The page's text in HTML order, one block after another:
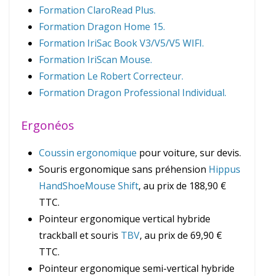
Formation ClaroRead Plus.
Formation Dragon Home 15.
Formation IriSac Book V3/V5/V5 WIFI.
Formation IriScan Mouse.
Formation Le Robert Correcteur.
Formation Dragon Professional Individual.
Ergonéos
Coussin ergonomique pour voiture, sur devis.
Souris ergonomique sans préhension Hippus
HandShoeMouse Shift, au prix de 188,90 €
TTC.
Pointeur ergonomique vertical hybride
trackball et souris TBV, au prix de 69,90 €
TTC.
Pointeur ergonomique semi-vertical hybride